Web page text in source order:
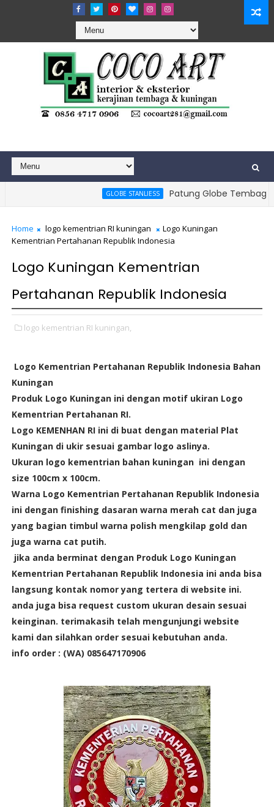
GLOBE STANLIESS Patung Globe Tembaga -
Home logo kementrian RI kuningan
Logo Kuningan
Kementrian Pertahanan Republik Indonesia
Logo Kuningan Kementrian
Pertahanan Republik Indonesia
logo kementrian RI kuningan,
Logo Kementrian Pertahanan Republik Indonesia Bahan
Kuningan
Produk Logo Kuningan ini dengan motif ukiran Logo
Kementrian Pertahanan RI.
Logo KEMENHAN RI ini di buat dengan material Plat
Kuningan di ukir sesuai gambar logo aslinya.
Ukuran logo kementrian bahan kuningan ini dengan
size 100cm x 100cm.
Warna Logo Kementrian Pertahanan Republik Indonesia
ini dengan finishing dasaran warna merah cat dan juga
yang bagian timbul warna polish mengkilap gold dan
juga warna cat putih.
jika anda berminat dengan Produk Logo Kuningan
Kementrian Pertahanan Republik Indonesia ini anda bisa
langsung kontak nomor yang tertera di website ini.
anda juga bisa request custom ukuran desain sesuai
keinginan. terimakasih telah mengunjungi website
kami dan silahkan order sesuai kebutuhan anda.
info order : (WA) 085647170906